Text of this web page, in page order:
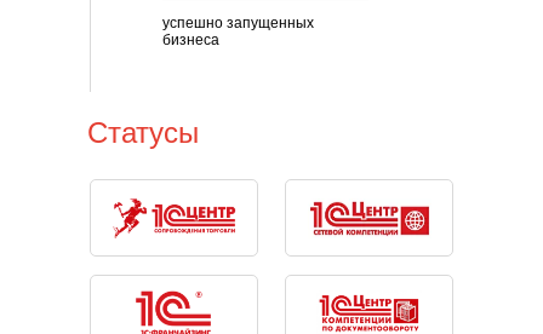
Статусы
успешно запущенных
бизнеса